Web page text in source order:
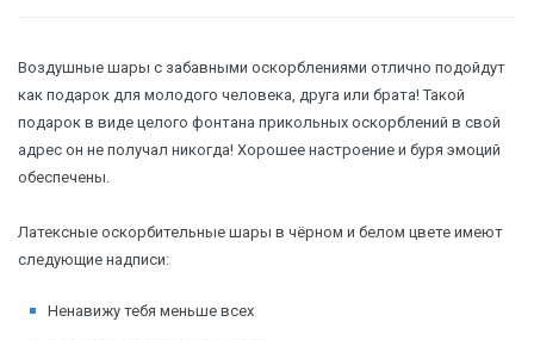
Воздушные шары с забавными оскорблениями отлично подойдут
как подарок для молодого человека, друга или брата! Такой
подарок в виде целого фонтана прикольных оскорблений в свой
адрес он не получал никогда! Хорошее настроение и буря эмоций
обеспечены.
Латексные оскорбительные шары в чёрном и белом цвете имеют
следующие надписи:
Ненавижу тебя меньше всех